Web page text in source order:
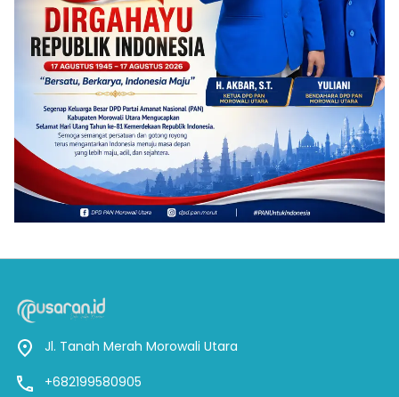
Jl. Tanah Merah Morowali Utara
+682199580905